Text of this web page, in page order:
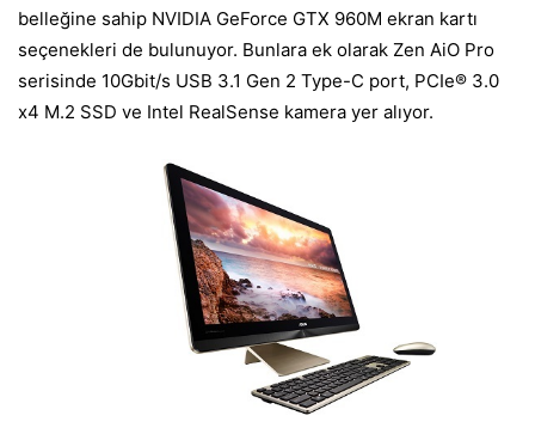
belleğine sahip NVIDIA GeForce GTX 960M ekran kartı
seçenekleri de bulunuyor. Bunlara ek olarak Zen AiO Pro
serisinde 10Gbit/s USB 3.1 Gen 2 Type-C port, PCIe® 3.0
x4 M.2 SSD ve Intel RealSense kamera yer alıyor.